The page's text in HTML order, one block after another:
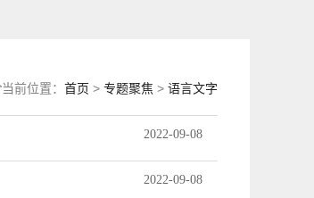
当前位置： 首页 > 专题聚焦 > 语言文字
2022-09-08
2022-09-08